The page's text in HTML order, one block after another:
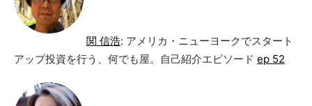
関 信浩: アメリカ・ニューヨークでスタート
アップ投資を行う、何でも屋。自己紹介エピソード ep 52